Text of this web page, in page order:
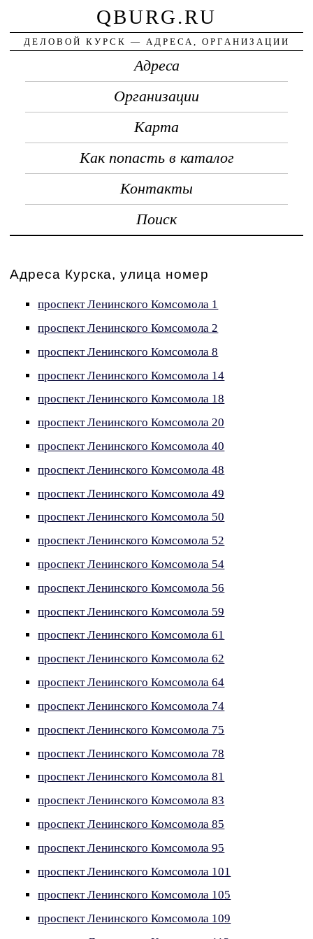
QBURG.RU
ДЕЛОВОЙ КУРСК — АДРЕСА, ОРГАНИЗАЦИИ
Адреса
Организации
Карта
Как попасть в каталог
Контакты
Поиск
Адреса Курска, улица номер
проспект Ленинского Комсомола 1
проспект Ленинского Комсомола 2
проспект Ленинского Комсомола 8
проспект Ленинского Комсомола 14
проспект Ленинского Комсомола 18
проспект Ленинского Комсомола 20
проспект Ленинского Комсомола 40
проспект Ленинского Комсомола 48
проспект Ленинского Комсомола 49
проспект Ленинского Комсомола 50
проспект Ленинского Комсомола 52
проспект Ленинского Комсомола 54
проспект Ленинского Комсомола 56
проспект Ленинского Комсомола 59
проспект Ленинского Комсомола 61
проспект Ленинского Комсомола 62
проспект Ленинского Комсомола 64
проспект Ленинского Комсомола 74
проспект Ленинского Комсомола 75
проспект Ленинского Комсомола 78
проспект Ленинского Комсомола 81
проспект Ленинского Комсомола 83
проспект Ленинского Комсомола 85
проспект Ленинского Комсомола 95
проспект Ленинского Комсомола 101
проспект Ленинского Комсомола 105
проспект Ленинского Комсомола 109